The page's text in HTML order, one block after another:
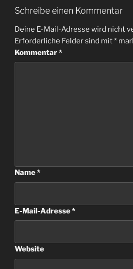
Schreibe einen Kommentar
Deine E-Mail-Adresse wird nicht
Erforderliche Felder sind mit*
Kommentar*
Name*
E-Mail-Adresse*
Website